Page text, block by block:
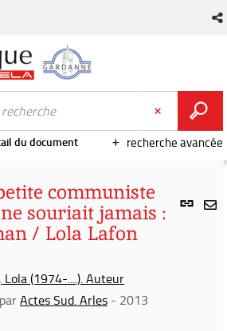
recherche avancée
du document
Lien
communiste
souriait jamais :
/ Lola Lafon
Lola (1974-....). Auteur
Actes Sud. Arles - 2013